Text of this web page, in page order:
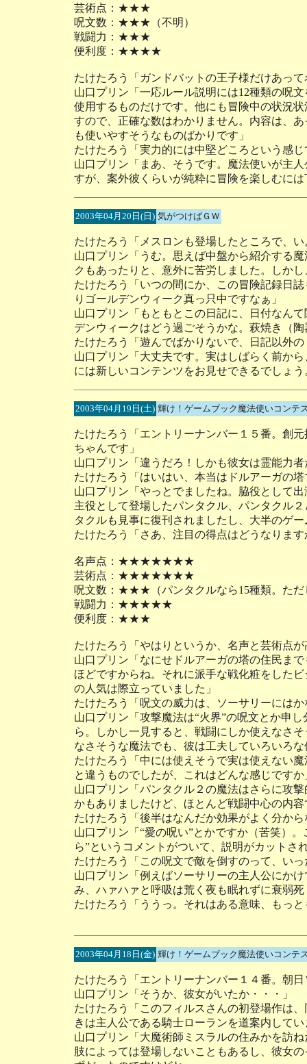
芸術点：★★★
呪文数：★★★（不明）
戦闘力：★★★
便利度：★★★★
たけたろう「ガンドバットの王子様だけあっ
山口プリン「一応ルール説明には12種類の呪
使用するものだけです。他にも冒険中の状況
すので、正確な数はわかりません。内容は、
も使いやすそうなものばかりです」
たけたろう「実力的には中堅どころという感じ
山口プリン「まあ、そうです。魔法使いが主
すが、案外彼くらいが純粋に冒険を楽しむに
2003年04月20日(日) 気がつけばＧＷ
たけたろう「メスロンも登場したところで、
山口プリン「うむ。思えば中盤から紹介する
クもあったりと、意外に苦労しました。しか
たけたろう「いつの間にか、この冒険記録日
りゴールデンウィーク真っ只中ですなぁ」
山口プリン「もともとこの日記に、日付なん
デンウィークはどう過ごそうかな。萩焼き（
たけたろう「遊んでばかりないで、日記以外
山口プリン「大丈夫です。実はしばらく前か
には新しいコンテンツをお見せできるでしょ
2003年04月19日(土) 輝け！ゲームブック魔法使いコンテ
たけたろう「エントリーナンバー１５番。創
ちゃんです」
山口プリン「違うだろ！しかも彼女は霊能力者
たけたろう「はいはい、本当はドルアーガの
山口プリン「やっとでましたね。脇役として
主役として登場したパンタクル、パンタクル
タクルも見事に復刊されましたし、大半のゲ
たけたろう「さあ、注目の得点はどうなります
名声点：★★★★★★★
芸術点：★★★★★★★
呪文数：★★★（パンタクルなら15種類。ただ
戦闘力：★★★★★
便利度：★★★
たけたろう「やはりというか、名声と芸術点
山口プリン「なにせドルアーガの塔の住民ま
ほどですからね。それに派手な戦化粧をした
の人気は際立っていました」
たけたろう「呪文の威力は、ソーサリーには
山口プリン「攻撃魔法は“火界”の呪文とか申
ら。しかし一見すると、戦闘にしか使えなさ
なさそうな魔法でも、彼は工夫していろいろ
たけたろう「中には使えそうで実は使えない
と違うものでしたが、これはどんな感じですか
山口プリン「パンタクル２の魔法はさらに攻
かもありましたけど、ほとんど戦闘中心の内容
たけたろう「後半はなんだか効果がよく分か
山口プリン「“愛の呪い”とかですか（苦笑）
ら”というコメントがついて、説明がカットさ
たけたろう「この呪文で敵を倒すのって、い
山口プリン「例えばソーサリーの主人公にか
み、ハァハァと呼吸は荒く夜も眠れずに衰弱
たけたろう「ううっ。それはある意味、もっ
2003年04月18日(金) 輝け！ゲームブック魔法使いコン
たけたろう「エントリーナンバー１４番。朝
山口プリン「そうか、彼女がいたか・・・」
たけたろう「このフィルスさんの初登場作は
きは主人公である騎士ローランを道案内して
山口プリン「大魔術師ミスラルの住みかを訪
肢によっては登場しないこともあるし、彼女